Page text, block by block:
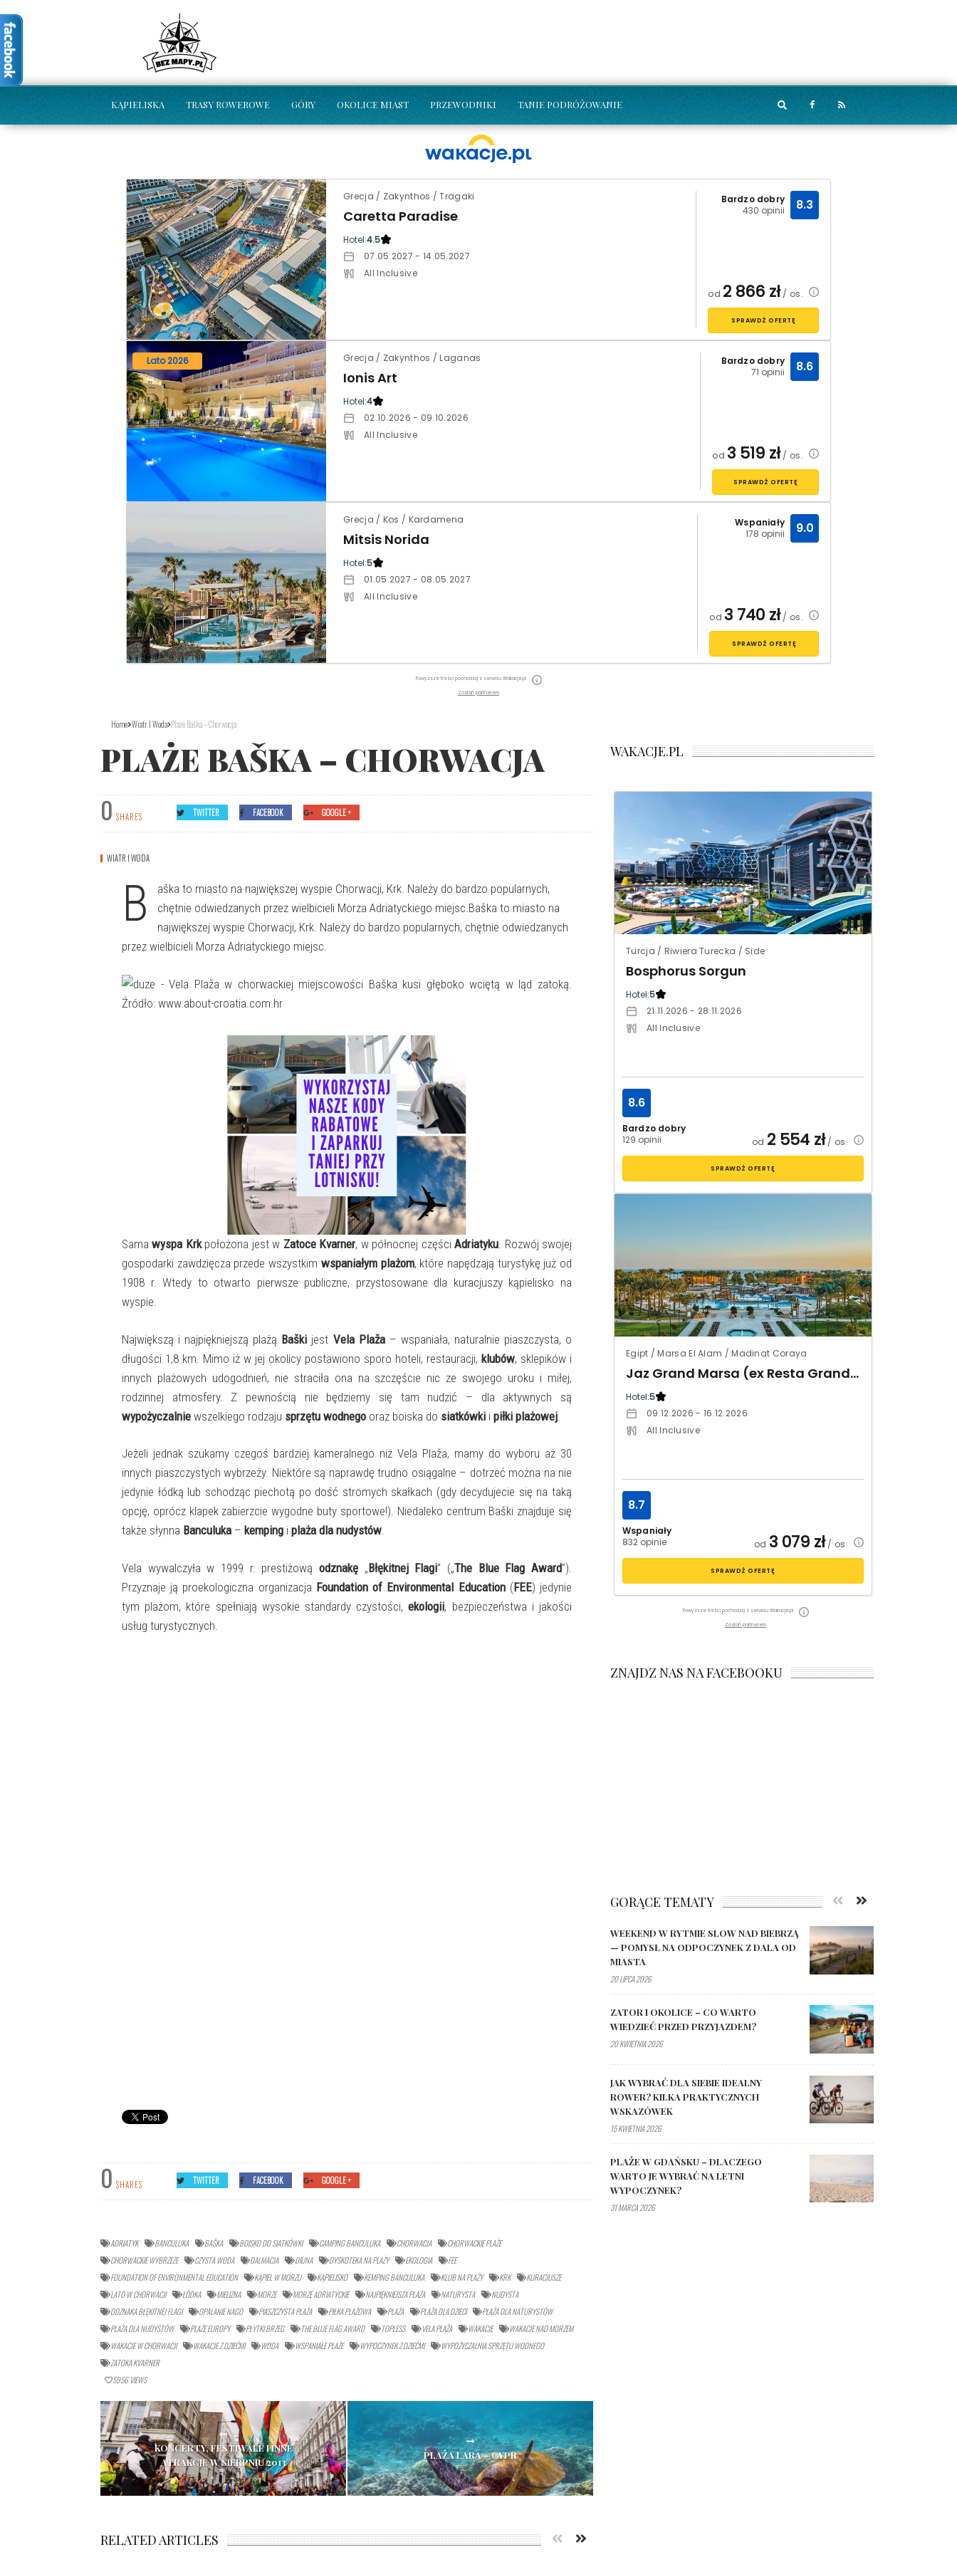
KĄPIELISKA TRASY ROWEROWE GÓRY OKOLICE MIAST PRZEWODNIKI TANIE PODRÓŻOWANIE
Grecja / Zakynthos / Tragaki
Caretta Paradise
Hotel:4.5
07.05.2027 - 14.05.2027
All Inclusive
Bardzo dobry
430 opinii
8.3
od 2 866 zł/ os.
SPRAWDŹ OFERTĘ
Lato 2026 Grecja / Zakynthos / Laganas
Ionis Art
Hotel:4
02.10.2026 - 09.10.2026
All Inclusive
Bardzo dobry
71 opinii
8.6
od 3 519 zł/ os.
SPRAWDŹ OFERTĘ
Grecja / Kos / Kardamena
Mitsis Norida
Hotel:5
01.05.2027 - 08.05.2027
All Inclusive
Wspaniały
178 opinii
9.0
od 3 740 zł/ os.
SPRAWDŹ OFERTĘ
Powyższe treści pochodzą z serwisu Wakacje.pl
Zostań partnerem
Home Wiatr I Woda Plaże Baška – Chorwacja
PLAŻE BAŠKA – CHORWACJA
0 SHARES TWITTER FACEBOOK GOOGLE +
WIATR I WODA
B
aška to miasto na największej wyspie Chorwacji, Krk. Należy do bardzo popularnych,
chętnie odwiedzanych przez wielbicieli Morza Adriatyckiego miejsc.Baška to miasto na
największej wyspie Chorwacji, Krk. Należy do bardzo popularnych, chętnie odwiedzanych
przez wielbicieli Morza Adriatyckiego miejsc.
Samawyspa Krk położona jest w Zatoce Kvarner, w północnej częściAdriatyku. Rozwój swojej
gospodarki zawdzięcza przede wszystkim wspaniałym plażom, które napędzają turystykę już od
1908 r. Wtedy to otwarto pierwsze publiczne, przystosowane dla kuracjuszy kąpielisko na
wyspie.
Największą i najpiękniejszą plażą Baški jest Vela Plaža– wspaniała, naturalnie piaszczysta, o
długości 1,8 km. Mimo iż w jej okolicy postawiono sporo hoteli, restauracji, klubów, sklepików i
innych plażowych udogodnień, nie straciła ona na szczęście nic ze swojego uroku i miłej,
rodzinnej atmosfery. Z pewnością nie będziemy się tam nudzić – dla aktywnych są
wypożyczalnie wszelkiego rodzaju sprzętu wodnego oraz boiska do siatkówki i piłki plażowej
Jeżeli jednak szukamy czegoś bardziej kameralnego niż Vela Plaža, mamy do wyboru aż 30
innych piaszczystych wybrzeży. Niektóre są naprawdę trudno osiągalne – dotrzeć można na nie
jedynie łódką lub schodząc piechotą po dość stromych skałkach (gdy decydujecie się na taką
opcję, oprócz klapek zabierzcie wygodne buty sportowe!). Niedaleko centrum Baški znajduje się
także słynna Banculuka – kemping i plaża dla nudystów.
Vela wywalczyła w 1999 r. prestiżową odznakę „Błękitnej Flagi” („The Blue Flag Award”).
Przyznaje ją proekologiczna organizacja Foundation of Environmental Education(FEE) jedynie
tym plażom, które spełniają wysokie standardy czystości,ekologii, bezpieczeństwa i jakości
usług turystycznych.
0 SHARES TWITTER FACEBOOK GOOGLE +
ADRIATYK BANCULUKA BAŠKA BOISKO DO SIATKÓWKI CAMPING BANCULUKA CHORWACJA
CHORWACKIE PLAŻE
CHORWACKIE WYBRZEŻE
CZYSTA WODA DALMACJA DIUNA DYSKOTEKA NA PLAŻY EKOLOGIA
FEE
FOUNDATION OF ENVIRONMENTAL EDUCATION
KĄPIEL W MORZU KĄPIELISKO KEMPING BANCULUKA KLUB NA PLAŻY KRK
KURACJUSZE
LATO W CHORWACJI
ŁÓDKA MIELIZNA MORZE MORZE ADRIATYCKIE NAJPIĘKNIEJSZA PLAŻA NATURYSTA
NUDYSTA
ODZNAKA BŁĘKITNEJ FLAGI
OPALANIE NAGO PIASZCZYSTA PLAŻA PIŁKA PLAŻOWA PLAŻA PLAŻA DLA DZIECI
PLAŻA DLA NATURYSTÓW
PLAŻA DLA NUDYSTÓW
PLAŻE EUROPY PŁYTKI BRZEG THE BLUE FLAG AWARD TOPLESS VELA PLAŽA WAKACJE
WAKACJE NAD MORZEM
WAKACJE W CHORWACJI
WAKACJE Z DZIEĆMI WODA WSPANIAŁE PLAŻE WYPOCZYNEK Z DZIEĆMI
WYPOŻYCZALNIA SPRZĘTU WODNEGO
ZATOKA KVARNER
5956 VIEWS
KONCERTY, FESTIWALE I INNE
ATRAKCJE W SIERPNIU 2013
PLAŻA LARA – CYPR
RELATED ARTICLES
WAKACJE.PL
Turcja / Riwiera Turecka / Side
Bosphorus Sorgun
Hotel:5
21.11.2026 - 28.11.2026
All Inclusive
Bardzo dobry
129 opinii
8.6
od 2 554 zł/ os.
SPRAWDŹ OFERTĘ
Egipt / Marsa El Alam / Madinat Coraya
Jaz Grand Marsa (ex Resta Grand Resort)
Hotel:5
09.12.2026 - 16.12.2026
All Inclusive
Wspaniały
832 opinie
8.7
od 3 079 zł/ os.
SPRAWDŹ OFERTĘ
Powyższe treści pochodzą z serwisu Wakacje.pl
Zostań partnerem
ZNAJDZ NAS NA FACEBOOKU
GORĄCE TEMATY
WEEKEND W RYTMIE SLOW NAD BIEBRZĄ
— POMYSŁ NA ODPOCZYNEK Z DALA OD
MIASTA
20 LIPCA 2026
ZATOR I OKOLICE – CO WARTO
WIEDZIEĆ PRZED PRZYJAZDEM?
20 KWIETNIA 2026
JAK WYBRAĆ DLA SIEBIE IDEALNY
ROWER? KILKA PRAKTYCZNYCH
WSKAZÓWEK
15 KWIETNIA 2026
PLAŻE W GDAŃSKU – DLACZEGO
WARTO JE WYBRAĆ NA LETNI
WYPOCZYNEK?
31 MARCA 2026